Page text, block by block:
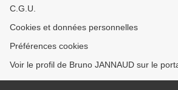
C.G.U.
Cookies et données personnelles
Préférences cookies
Voir le profil de Bruno JANNAUD sur le